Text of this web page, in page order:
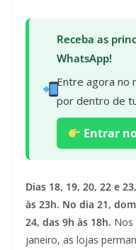
Receba as
WhatsApp!
Entre agora no
por dentro de
Entrar
Dias 18, 19, 20, 22 e
às 23h. No dia 21,
24, das 9h às 18h. Nos
janeiro, as lojas